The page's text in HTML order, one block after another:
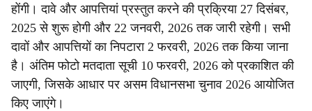
होंगी। दावे और आपत्तियां प्रस्तुत करने की प्रक्रिया 27 दिसंबर,
2025 से शुरू होगी और 22 जनवरी, 2026 तक जारी रहेगी। सभी
दावों और आपत्तियों का निपटारा 2 फरवरी, 2026 तक किया जाना
है। अंतिम फोटो मतदाता सूची 10 फरवरी, 2026 को प्रकाशित की
जाएगी, जिसके आधार पर असम विधानसभा चुनाव 2026 आयोजित
किए जाएंगे।